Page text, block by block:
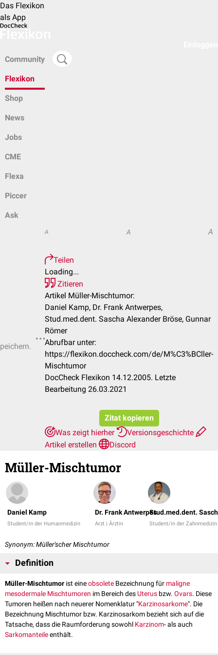
Das Flexikon
als App
Community
Flexikon
Shop
News
Jobs
CME
Flexa
Piccer
Ask
A A A
Teilen
Loading...
Zitieren
Artikel Müller-Mischtumor:
Daniel Kamp, Dr. Frank Antwerpes,
Stud.med.dent. Sascha Alexander Bröse, Gunnar
Römer
Abrufbar unter:
https://flexikon.doccheck.com/de/M%C3%BCller-
Mischtumor
DocCheck Flexikon 14.12.2005. Letzte
Bearbeitung 26.03.2021
Zitat kopieren
Was zeigt hierher
Versionsgeschichte
Artikel erstellen
Discord
Müller-Mischtumor
Daniel Kamp
Student/in der Humanmedizin
Dr. Frank Antwerpes
Arzt | Ärztin
Stud.med.dent.
Student/in der Zahnmedizin
Synonym: Müller'scher Mischtumor
Definition
Müller-Mischtumor ist eineobsolete Bezeichnung für maligne
mesodermale Mischtumoren im Bereich des Uterus bzw. Ovars. Diese
Tumoren heißen nach neuerer Nomenklatur "Karzinosarkome". Die
Bezeichnung Mischtumor bzw. Karzinosarkom bezieht sich auf die
Tatsache, dass die Raumforderung sowohl Karzinom- als auch
Sarkomanteileenthält.